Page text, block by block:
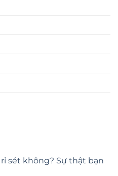
sét không? Sự thật bạn